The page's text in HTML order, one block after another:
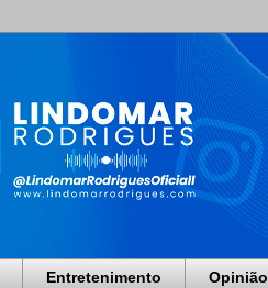
Entretenimento Opinião